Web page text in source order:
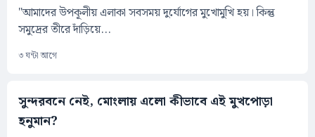
"আমাদের উপকূলীয় এলাকা সবসময় দুর্যোগের মুখোমুখি হয়। কিন্তু
সমুদ্রের তীরে দাঁড়িয়ে...
৩ ঘন্টা আগে
সুন্দরবনে নেই, মোংলায় এলো কীভাবে এই মুখপোড়া
হনুমান?